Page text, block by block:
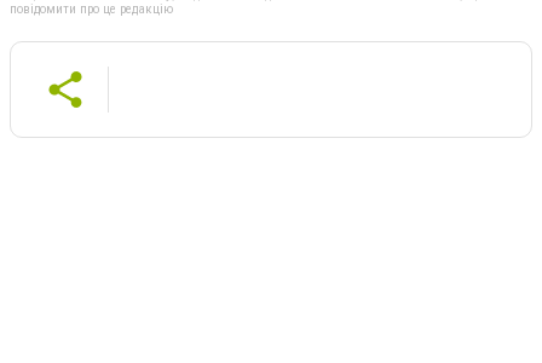
повідомити про це редакцію